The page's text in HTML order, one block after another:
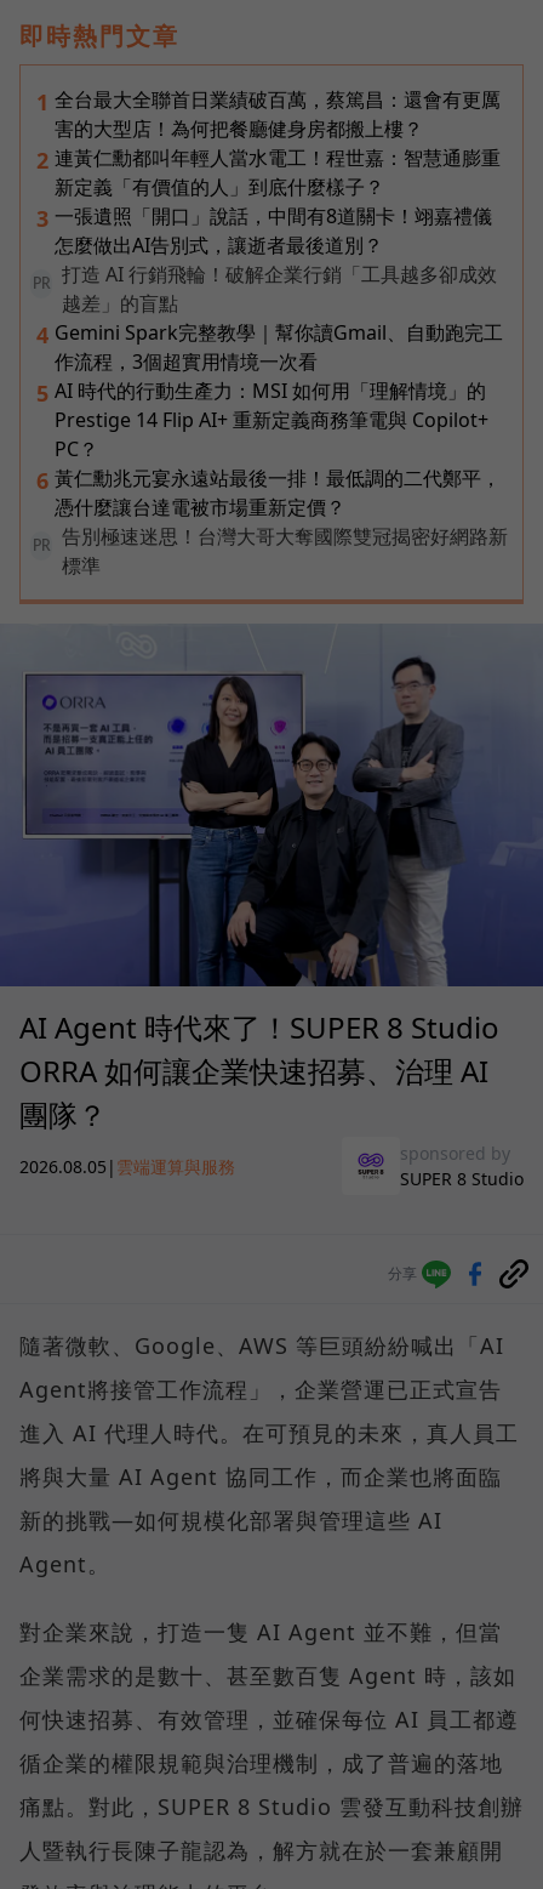
即時熱門文章
1 全台最大全聯首日業績破百萬，蔡篤昌：還會有更厲
害的大型店！為何把餐廳健身房都搬上樓？
2 連黃仁勳都叫年輕人當水電工！程世嘉：智慧通膨重
新定義「有價值的人」到底什麼樣子？
3 一張遺照「開口」說話，中間有8道關卡！翊嘉禮儀
怎麼做出AI告別式，讓逝者最後道別？
PR
打造 AI 行銷飛輪！破解企業行銷「工具越多卻成效
越差」的盲點
4 Gemini Spark完整教學｜幫你讀Gmail、自動跑完工
作流程，3個超實用情境一次看
5 AI 時代的行動生產力：MSI 如何用「理解情境」的
Prestige 14 Flip AI+ 重新定義商務筆電與 Copilot+
PC？
6 黃仁勳兆元宴永遠站最後一排！最低調的二代鄭平，
憑什麼讓台達電被市場重新定價？
PR
告別極速迷思！台灣大哥大奪國際雙冠揭密好網路新
標準
AI Agent 時代來了！SUPER 8 Studio
ORRA 如何讓企業快速招募、治理 AI
團隊？
2026.08.05 | 雲端運算與服務
sponsored by
SUPER 8 Studio
分享
隨著微軟、Google、AWS 等巨頭紛紛喊出「AI
Agent將接管工作流程」，企業營運已正式宣告
進入 AI 代理人時代。在可預見的未來，真人員工
將與大量 AI Agent 協同工作，而企業也將面臨
新的挑戰—如何規模化部署與管理這些 AI
Agent。
對企業來說，打造一隻 AI Agent 並不難，但當
企業需求的是數十、甚至數百隻 Agent 時，該如
何快速招募、有效管理，並確保每位 AI 員工都遵
循企業的權限規範與治理機制，成了普遍的落地
痛點。對此，SUPER 8 Studio 雲發互動科技創辦
人暨執行長陳子龍認為，解方就在於一套兼顧開